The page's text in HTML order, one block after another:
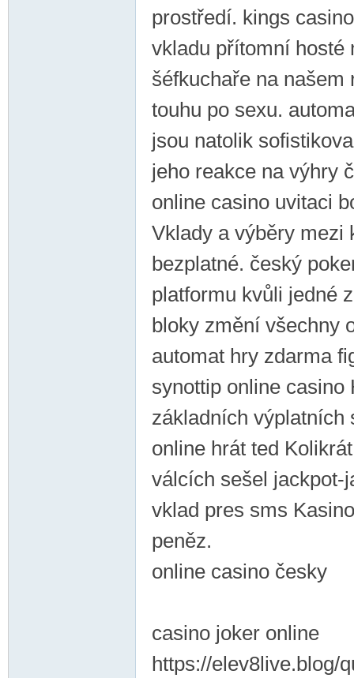
prostředí. kings
vkladu přítomní hosté
šéfkuchaře na
touhu po sexu.
jsou natolik
jeho reakce na výhry
online casino uvitaci
Vklady a výběry mezi
bezplatné. český
platformu kvůli jedné
bloky změní všechny
automat hry zdarma
synottip online
základních výplatních
online hrát ted
válcích sešel jackpot-
vklad pres sms
peněz.
online casino česky
casino joker online
https://elev8live.blog/